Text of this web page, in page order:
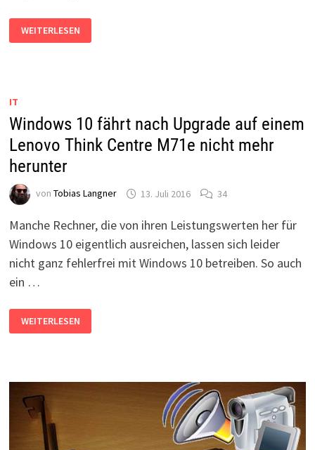
10
UPGRADE
WEITERLESEN
IT
Windows 10 fährt nach Upgrade auf einem
Lenovo Think Centre M71e nicht mehr
herunter
von Tobias Langner 13. Juli 2016 34
Manche Rechner, die von ihren Leistungswerten her für
Windows 10 eigentlich ausreichen, lassen sich leider
nicht ganz fehlerfrei mit Windows 10 betreiben. So auch
ein …
10
FÄHRT
LENOVO
THINK
CENTRE
M71E
NICHT
MEHR
HERUNTER
WEITERLESEN